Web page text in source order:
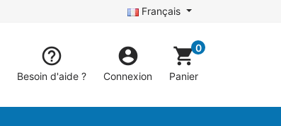
Français

Besoin d'aide ?

Connexion
shopping_cart0
Panier